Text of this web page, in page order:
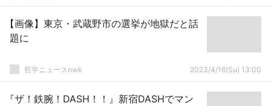
【画像】東京・武蔵野市の選挙が地獄だと話
題に
哲学ニュースnwk 2023/4/16(Su) 13:00
『ザ！鉄腕！DASH！！』新宿DASHでマン